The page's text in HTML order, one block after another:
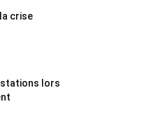
crise
lors